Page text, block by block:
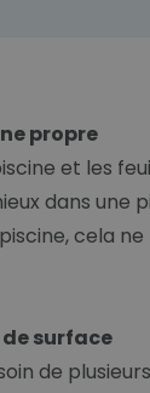
propre
et les
dans une
cela
surface
de